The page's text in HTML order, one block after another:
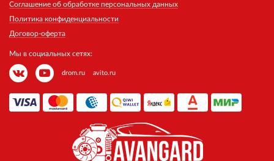
Соглашение об обработке персональных данных
Политика конфиденциальности
Договор-оферта
Мы в социальных сетях:
drom.ru avito.ru